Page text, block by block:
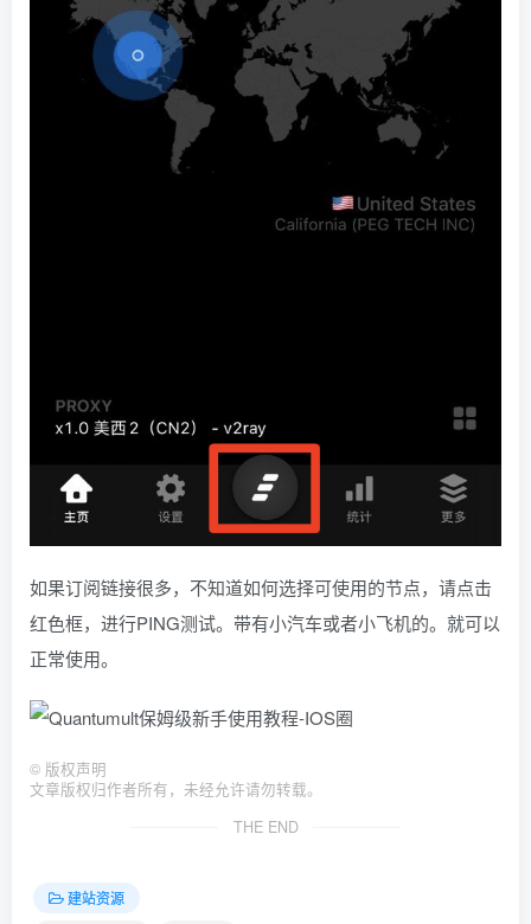
如果订阅链接很多，不知道如何选择可使用的节点，请点击
红色框，进行PING测试。带有小汽车或者小飞机的。就可以
正常使用。
© 版权声明
文章版权归作者所有，未经允许请勿转载。
THE END
建站资源